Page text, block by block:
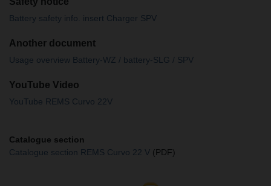
Battery safety info. insert Charger SPV
Another document
Usage overview Battery-WZ / battery-SLG / SPV
YouTube Video
YouTube REMS Curvo 22V
Catalogue section
Catalogue section REMS Curvo 22 V (PDF)